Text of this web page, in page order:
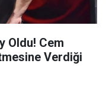
Oldu! Cem
Verdiği